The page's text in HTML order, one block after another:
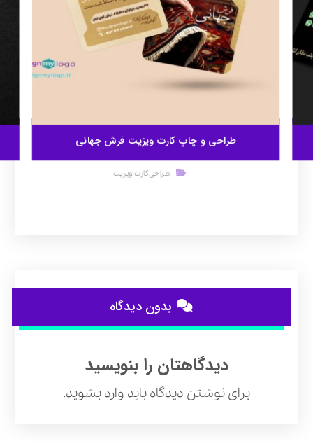
طراحی و چاپ کارت ویزیت فرش جهانی
طراحی کارت ویزیت
بدون دیدگاه
دیدگاهتان را بنویسید
برای نوشتن دیدگاه باید وارد بشوید.